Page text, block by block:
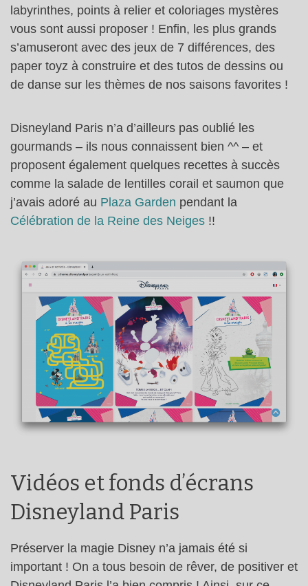
labyrinthes, points à relier et coloriages mystères
vous sont aussi proposer ! Enfin, les plus grands
s’amuseront avec des jeux de 7 différences, des
paper toyz à construire et des tutos de dessins ou
de danse sur les thèmes de nos saisons favorites !
Disneyland Paris n’a d’ailleurs pas oublié les
gourmands – ils nous connaissent bien ^^ – et
proposent également quelques recettes à succès
comme la salade de lentilles corail et saumon que
j’avais adoré au Plaza Garden pendant la
Célébration de la Reine des Neiges !!
Vidéos et fonds d’écrans
Disneyland Paris
Préserver la magie Disney n’a jamais été si
important ! On a tous besoin de rêver, de positiver et